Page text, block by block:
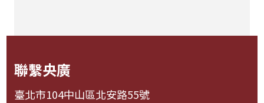
聯繫央廣
臺北市104中山區北安路55號